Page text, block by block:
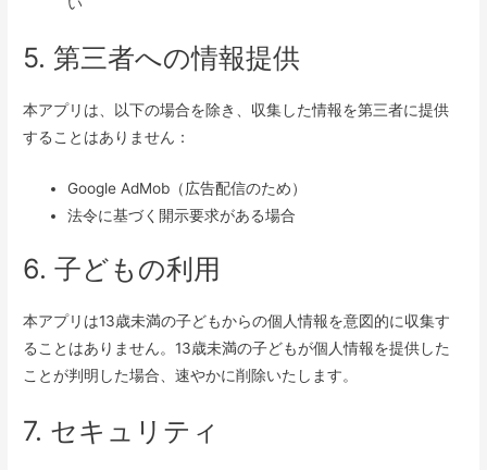
い
5. 第三者への情報提供
本アプリは、以下の場合を除き、収集した情報を第三者に提供
することはありません：
Google AdMob（広告配信のため）
法令に基づく開示要求がある場合
6. 子どもの利用
本アプリは13歳未満の子どもからの個人情報を意図的に収集す
ることはありません。13歳未満の子どもが個人情報を提供した
ことが判明した場合、速やかに削除いたします。
7. セキュリティ